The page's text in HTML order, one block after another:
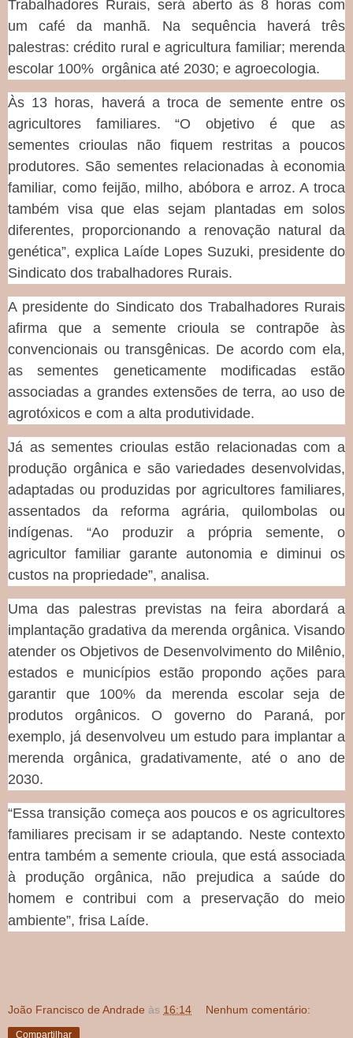
Trabalhadores Rurais, será aberto às 8 horas com
um café da manhã. Na sequência haverá três
palestras: crédito rural e agricultura familiar; merenda
escolar 100% orgânica até 2030; e agroecologia.
Às 13 horas, haverá a troca de semente entre os
agricultores familiares. “O objetivo é que as
sementes crioulas não fiquem restritas a poucos
produtores. São sementes relacionadas à economia
familiar, como feijão, milho, abóbora e arroz. A troca
também visa que elas sejam plantadas em solos
diferentes, proporcionando a renovação natural da
genética”, explica Laíde Lopes Suzuki, presidente do
Sindicato dos trabalhadores Rurais.
A presidente do Sindicato dos Trabalhadores Rurais
afirma que a semente crioula se contrapõe às
convencionais ou transgênicas. De acordo com ela,
as sementes geneticamente modificadas estão
associadas a grandes extensões de terra, ao uso de
agrotóxicos e com a alta produtividade.
Já as sementes crioulas estão relacionadas com a
produção orgânica e são variedades desenvolvidas,
adaptadas ou produzidas por agricultores familiares,
assentados da reforma agrária, quilombolas ou
indígenas. “Ao produzir a própria semente, o
agricultor familiar garante autonomia e diminui os
custos na propriedade”, analisa.
Uma das palestras previstas na feira abordará a
implantação gradativa da merenda orgânica. Visando
atender os Objetivos de Desenvolvimento do Milênio,
estados e municípios estão propondo ações para
garantir que 100% da merenda escolar seja de
produtos orgânicos. O governo do Paraná, por
exemplo, já desenvolveu um estudo para implantar a
merenda orgânica, gradativamente, até o ano de
2030.
“Essa transição começa aos poucos e os agricultores
familiares precisam ir se adaptando. Neste contexto
entra também a semente crioula, que está associada
à produção orgânica, não prejudica a saúde do
homem e contribui com a preservação do meio
ambiente”, frisa Laíde.
João Francisco de Andrade às 16:14 Nenhum comentário:
Compartilhar